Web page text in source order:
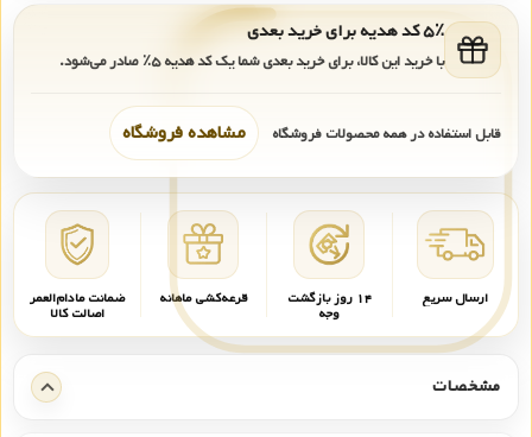
۵٪ کد هدیه برای خرید بعدی
با خرید این کالا، برای خرید بعدی شما یک کد هدیه۵٪ صادر می‌شود.
قابل استفاده در همه محصولات فروشگاه مشاهده فروشگاه
ارسال سریع ۱۴ روز بازگشت
وجه
قرعه‌کشی ماهانه ضمانت مادام‌العمر
اصالت کالا
مشخصات